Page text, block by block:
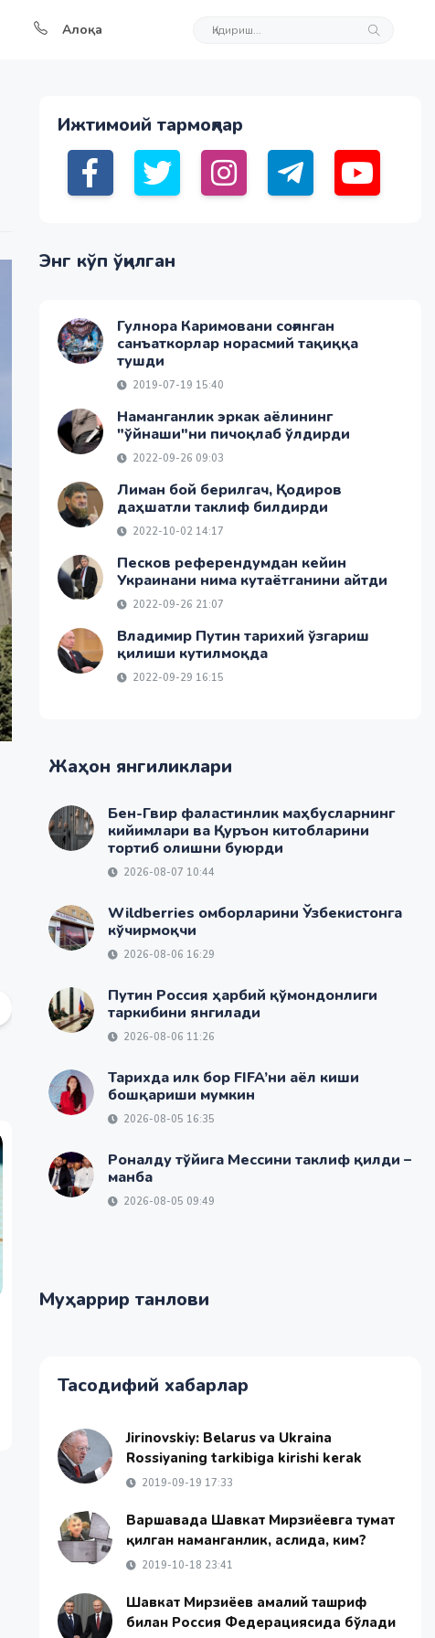
Алоқа
Ижтимоий тармоқлар
Энг кўп ўқилган
Гулнора Каримовани соғинган
санъаткорлар норасмий тақиққа
тушди
2019-07-19 15:40
Наманганлик эркак аёлининг
"ўйнаши"ни пичоқлаб ўлдирди
2022-09-26 09:03
Лиман бой берилгач, Қодиров
даҳшатли таклиф билдирди
2022-10-02 14:17
Песков референдумдан кейин
Украинани нима кутаётганини айтди
2022-09-26 21:07
Владимир Путин тарихий ўзгариш
қилиши кутилмоқда
2022-09-29 16:15
Жаҳон янгиликлари
Бен-Гвир фаластинлик маҳбусларнинг
кийимлари ва Қуръон китобларини
тортиб олишни буюрди
2026-08-07 10:44
Wildberries омборларини Ўзбекистонга
кўчирмоқчи
2026-08-06 16:29
Путин Россия ҳарбий қўмондонлиги
таркибини янгилади
2026-08-06 11:26
Тарихда илк бор FIFA’ни аёл киши
бошқариши мумкин
2026-08-05 16:35
Роналду тўйига Мессини таклиф қилди –
манба
2026-08-05 09:49
Муҳаррир танлови
Тасодифий хабарлар
Jirinovskiy: Belarus va Ukraina
Rossiyaning tarkibiga kirishi kerak
2019-09-19 17:33
Варшавада Шавкат Мирзиёевга туҳмат
қилган наманганлик, аслида, ким?
2019-10-18 23:41
Шавкат Мирзиёев амалий ташриф
билан Россия Федерациясида бўлади